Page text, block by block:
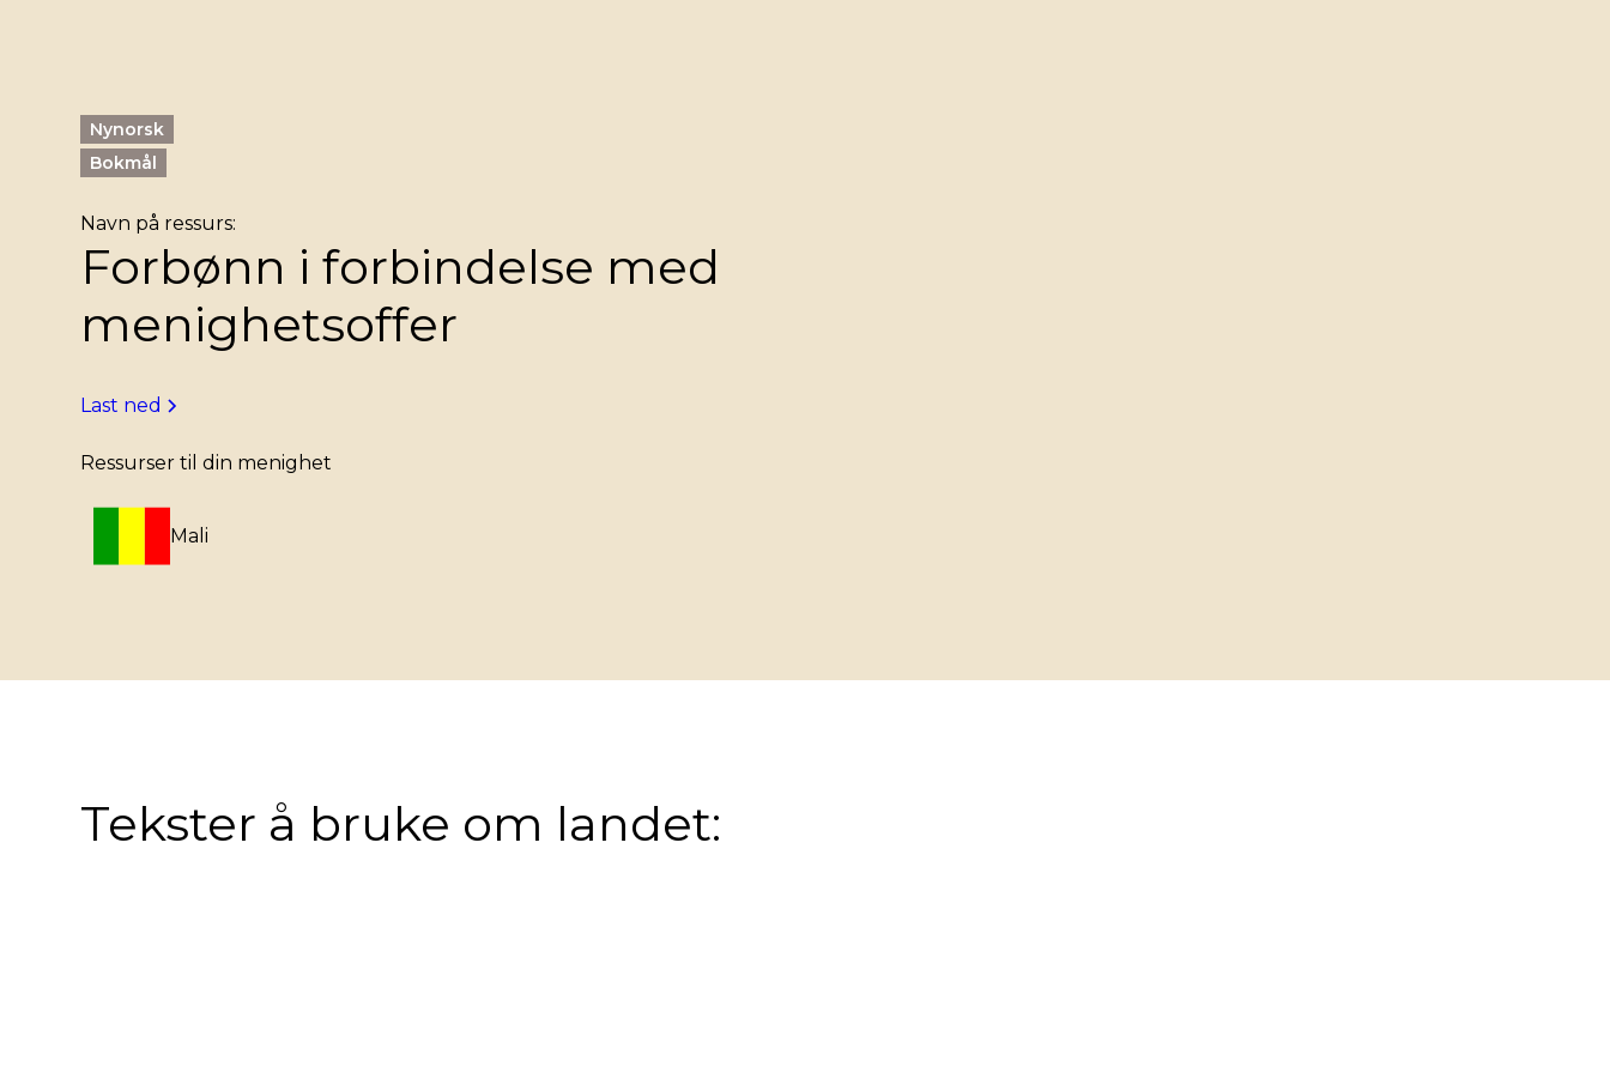
Nynorsk
Bokmål
Navn på ressurs:
Forbønn i forbindelse med
menighetsoffer
Last ned
Ressurser til din menighet
Mali
Tekster å bruke om landet: